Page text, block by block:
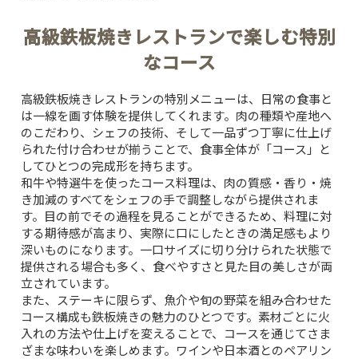
高級鉄板焼きレストランで楽しむ特別
なコース
高級鉄板焼きレストランの特別メニューは、日常の食事と
は一線を画す体験を提供してくれます。肉の種類や産地へ
のこだわり、シェフの技術、そして一品ずつ丁寧に仕上げ
られた付け合わせが揃うことで、食事全体が「コース」と
してひとつの完成形を持ちます。
和牛や特選牛を使ったコース料理は、肉の質感・香り・焼
き加減のすべてをシェフの手で調整しながら提供されま
す。目の前でその過程を見ることができるため、料理に対
する期待感が高まり、実際に口にしたときの満足感もより
深いものになります。一口サイズに切り分けられた状態で
提供される場合も多く、食べやすさと見た目の美しさが両
立されています。
また、ステーキに限らず、魚介や旬の野菜を組み合わせた
コース構成も鉄板焼きの魅力のひとつです。素材ごとに火
入れの方法や仕上げを変えることで、コースを通じてさま
ざまな味わいを楽しめます。ワインや日本酒とのペアリン